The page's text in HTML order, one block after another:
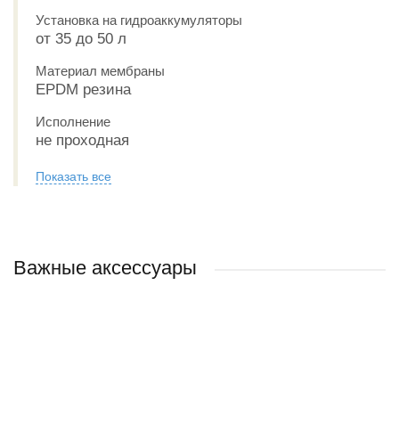
Установка на гидроаккумуляторы
от 35 до 50 л
Материал мембраны
EPDM резина
Исполнение
не проходная
Показать все
Важные аксессуары